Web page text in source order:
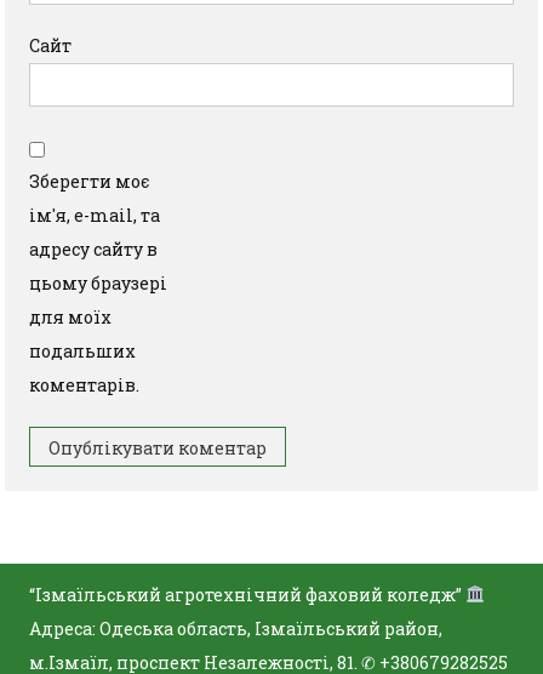
Сайт
Зберегти моє
ім'я, e-mail, та
адресу сайту в
цьому браузері
для моїх
подальших
коментарів.
“Ізмаїльський агротехнічний фаховий коледж”
Адреса: Одеська область, Ізмаїльський район,
м.Ізмаїл, проспект Незалежності, 81. ✆ +380679282525